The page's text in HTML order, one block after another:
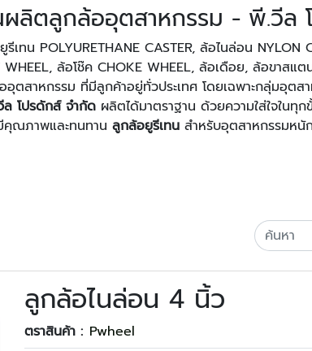
ผลิตลูกล้ออุตสาหกรรม - พี.วีล
เทน POLYURETHANE CASTER, ล้อไนล่อน
WHEEL, ล้อโช๊ค CHOKE WHEEL, ล้อเดือย, ล้อขาสแ
ออุตสาหกรรม ที่มีลูกค้าอยู่ทั่วประเทศ โดยเฉพาะกลุ่มอุ
โปรดักส์ จำกัด ผลิตได้มาตราฐาน ด้วยความใส่ใจใน
ณภาพและทนทาน ลูกล้อยูรีเทน สำหรับอุตสาหกรรมหนั
ลูกล้อไนล่อน 4 นิ้ว
ตราสินค้า : Pwheel